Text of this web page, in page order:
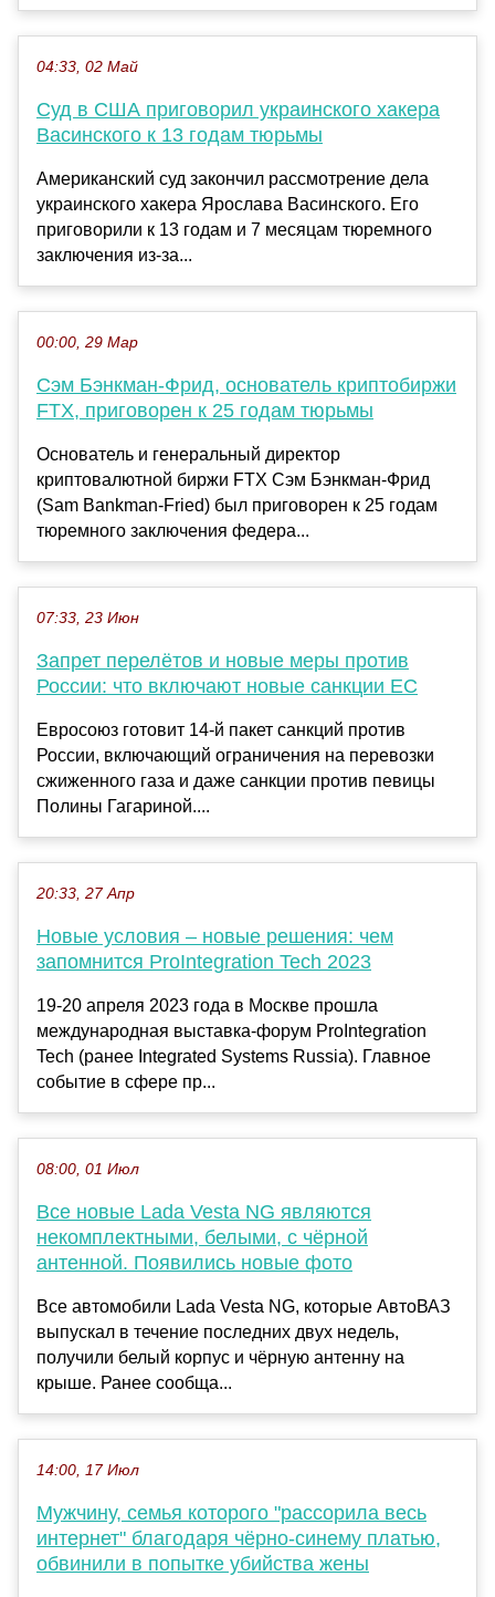
04:33, 02 Май
Суд в США приговорил украинского хакера
Васинского к 13 годам тюрьмы
Американский суд закончил рассмотрение дела
украинского хакера Ярослава Васинского. Его
приговорили к 13 годам и 7 месяцам тюремного
заключения из-за...
00:00, 29 Мар
Сэм Бэнкман-Фрид, основатель криптобиржи
FTX, приговорен к 25 годам тюрьмы
Основатель и генеральный директор
криптовалютной биржи FTX Сэм Бэнкман-Фрид
(Sam Bankman-Fried) был приговорен к 25 годам
тюремного заключения федера...
07:33, 23 Июн
Запрет перелётов и новые меры против
России: что включают новые санкции ЕС
Евросоюз готовит 14-й пакет санкций против
России, включающий ограничения на перевозки
сжиженного газа и даже санкции против певицы
Полины Гагариной....
20:33, 27 Апр
Новые условия – новые решения: чем
запомнится ProIntegration Tech 2023
19-20 апреля 2023 года в Москве прошла
международная выставка-форум ProIntegration
Tech (ранее Integrated Systems Russia). Главное
событие в сфере пр...
08:00, 01 Июл
Все новые Lada Vesta NG являются
некомплектными, белыми, с чёрной
антенной. Появились новые фото
Все автомобили Lada Vesta NG, которые АвтоВАЗ
выпускал в течение последних двух недель,
получили белый корпус и чёрную антенну на
крыше. Ранее сообща...
14:00, 17 Июл
Мужчину, семья которого "рассорила весь
интернет" благодаря чёрно-синему платью,
обвинили в попытке убийства жены